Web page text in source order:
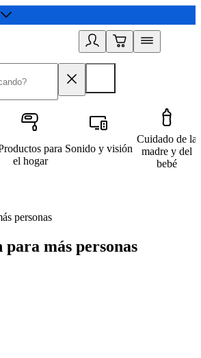
para
el hogar
Sonido y visión
Cuidado de la
madre y del
bebé
más personas